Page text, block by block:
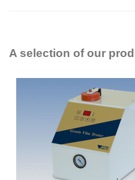
A selection of our